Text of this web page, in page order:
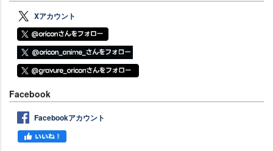
Xアカウント
Facebook
Facebookアカウント